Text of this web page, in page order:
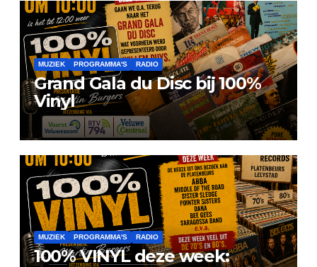
MUZIEK PROGRAMMA'S RADIO
Grand Gala du Disc bij 100%
Vinyl
MUZIEK PROGRAMMA'S RADIO
100% VINYL deze week: